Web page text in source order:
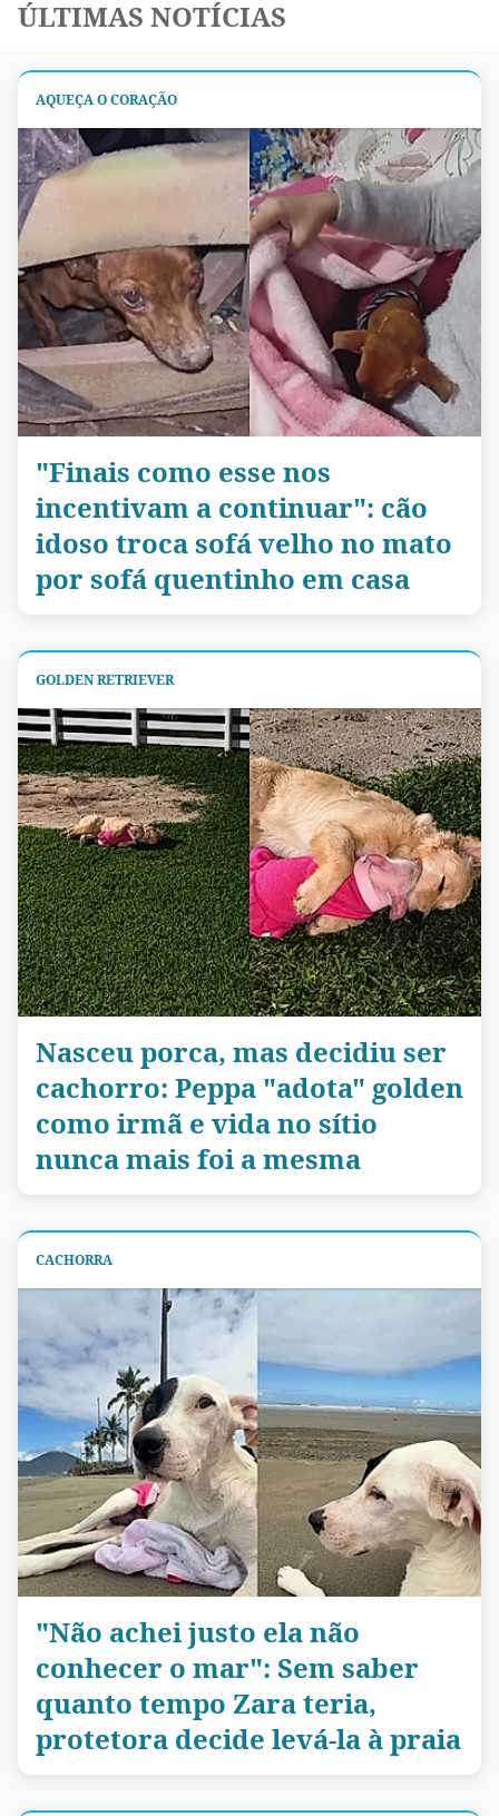
ÚLTIMAS NOTÍCIAS
AQUEÇA O CORAÇÃO
"Finais como esse nos
incentivam a continuar": cão
idoso troca sofá velho no mato
por sofá quentinho em casa
GOLDEN RETRIEVER
Nasceu porca, mas decidiu ser
cachorro: Peppa "adota" golden
como irmã e vida no sítio
nunca mais foi a mesma
CACHORRA
"Não achei justo ela não
conhecer o mar": Sem saber
quanto tempo Zara teria,
protetora decide levá-la à praia